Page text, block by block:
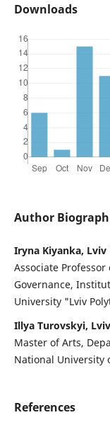
Downloads
Author
Irуna Kiyanka,
Associate
Governance,
University "Lviv
Illya Turovskyi,
Master of Arts,
National University
References